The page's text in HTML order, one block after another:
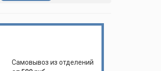
Самовывоз из отделений